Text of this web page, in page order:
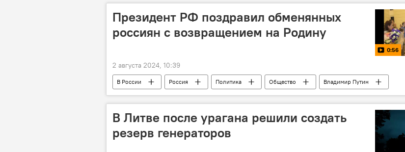
Президент РФ поздравил обменянных
россиян с возвращением на Родину
0:56
2 августа 2024, 10:39
В России Россия Политика Общество
Владимир Путин
россияне
обмен
В Литве после урагана решили создать
резерв генераторов